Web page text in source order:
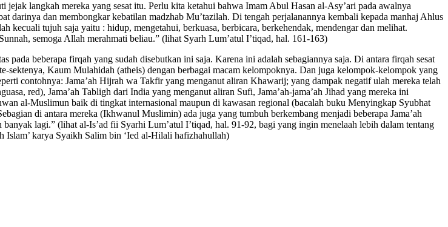
langkah mereka yang sesat itu. Perlu kita ketahui bahwa Imam Abul Hasan al-Asy’ari pada awalnya
darinya dan membongkar kebatilan madzhab Mu’tazilah. Di tengah perjalanannya kembali kepada manhaj Ahlus
tujuh saja yaitu : hidup, mengetahui, berkuasa, berbicara, berkehendak, mendengar dan melihat.
semoga Allah merahmati beliau.” (lihat Syarh Lum’atul I’tiqad, hal. 161-163)
beberapa firqah yang sudah disebutkan ini saja. Karena ini adalah sebagiannya saja. Di antara firqah sesat
sektenya, Kaum Mulahidah (atheis) dengan berbagai macam kelompoknya. Dan juga kelompok-kelompok yang
contohnya: Jama’ah Hijrah wa Takfir yang menganut aliran Khawarij; yang dampak negatif ulah mereka telah
red), Jama’ah Tabligh dari India yang menganut aliran Sufi, Jama’ah-jama’ah Jihad yang mereka ini
al-Muslimun baik di tingkat internasional maupun di kawasan regional (bacalah buku Menyingkap Syubhat
di antara mereka (Ikhwanul Muslimin) ada juga yang tumbuh berkembang menjadi beberapa Jama’ah
lagi.” (lihat al-Is’ad fii Syarhi Lum’atul I’tiqad, hal. 91-92, bagi yang ingin menelaah lebih dalam tentang
Islam’ karya Syaikh Salim bin ‘Ied al-Hilali hafizhahullah)